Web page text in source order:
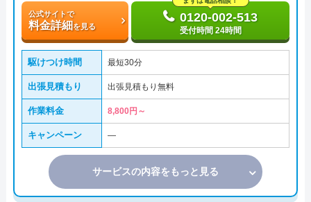
公式サイトで
料金詳細を見る
0120-002-513
受付時間 24時間
駆けつけ時間 最短30分
出張見積もり 出張見積もり無料
作業料金 8,800円～
キャンペーン ―
サービスの内容をもっと見る